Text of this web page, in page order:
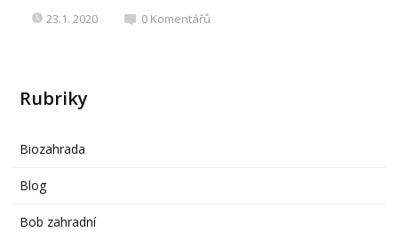
23.1. 2020 0 Komentářů
Rubriky
Biozahrada
Blog
Bob zahradní